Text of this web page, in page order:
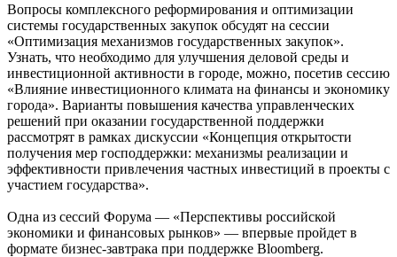
Вопросы комплексного реформирования и оптимизации
системы государственных закупок обсудят на сессии
«Оптимизация механизмов государственных закупок».
Узнать, что необходимо для улучшения деловой среды и
инвестиционной активности в городе, можно, посетив сессию
«Влияние инвестиционного климата на финансы и экономику
города». Варианты повышения качества управленческих
решений при оказании государственной поддержки
рассмотрят в рамках дискуссии «Концепция открытости
получения мер господдержки: механизмы реализации и
эффективности привлечения частных инвестиций в проекты с
участием государства».
Одна из сессий Форума — «Перспективы российской
экономики и финансовых рынков» — впервые пройдет в
формате бизнес-завтрака при поддержке Bloomberg.